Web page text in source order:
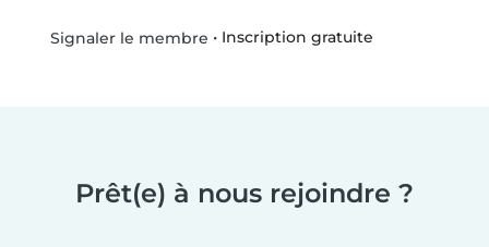
Signaler le membre • Inscription gratuite
Prêt(e) à nous rejoindre ?